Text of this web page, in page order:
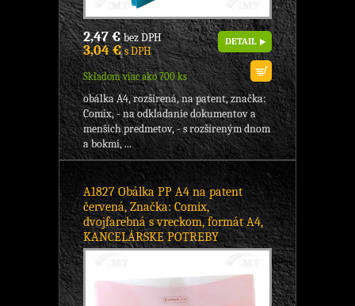
2,47 €bez DPH
3,04 €s DPH
Skladom viac ako 700 ks
DETAIL
obálka A4, rozšírená, na patent, značka:
Comix, - na odkladanie dokumentov a
menších predmetov, - s rozšíreným dnom
a bokmi, ...
A1827 Obálka PP A4 na patent
červená, Značka: Comix,
dvojfarebná s vreckom, formát A4,
KANCELÁRSKE POTREBY